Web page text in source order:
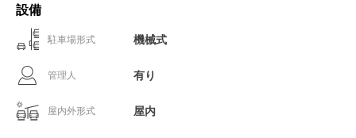
設備
駐車場形式 機械式
管理人 有り
屋内外形式 屋内